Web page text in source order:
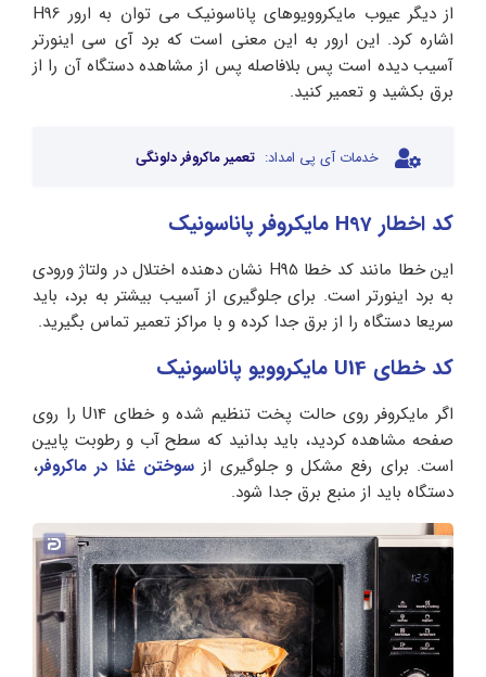
از دیگر عیوب مایکروویوهای پاناسونیک می توان به ارور H96
اشاره کرد. این ارور به این معنی است که برد آی سی اینورتر
آسیب دیده است پس بلافاصله پس از مشاهده دستگاه آن را از
برق بکشید و تعمیر کنید.
خدمات آی پی امداد: تعمیر ماکروفر دلونگی
کد اخطار H97 مایکروفر پاناسونیک
این خطا مانند کد خطا H95 نشان دهنده اختلال در ولتاژ ورودی
به برد اینورتر است. برای جلوگیری از آسیب بیشتر به برد، باید
سریعا دستگاه را از برق جدا کرده و با مراکز تعمیر تماس بگیرید.
کد خطای U14 مایکروویو پاناسونیک
اگر مایکروفر روی حالت پخت تنظیم شده و خطای U14 را روی
صفحه مشاهده کردید، باید بدانید که سطح آب و رطوبت پایین
است. برای رفع مشکل و جلوگیری ازسوختن غذا در ماکروفر،
دستگاه باید از منبع برق جدا شود.